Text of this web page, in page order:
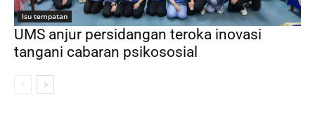
Isu tempatan
UMS anjur persidangan teroka inovasi
tangani cabaran psikososial